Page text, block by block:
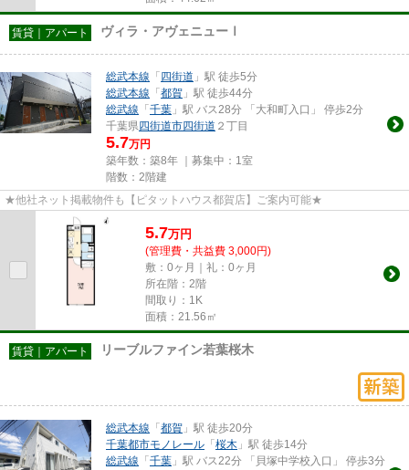
賃貸｜アパート ヴィラ・アヴェニューⅠ
総武本線 「 四街道 」駅 徒歩5分
総武本線 「 都賀 」駅 徒歩44分
総武線 「 千葉 」駅 バス28分 「大和町入口」 停歩2分
千葉県四街道市四街道 ２丁目
5.7万円
築年数：築8年 ｜募集中： 1室
階数：2階建
★他社ネット掲載物件も【ピタットハウス都賀店】ご案内可能★
5.7万円
(管理費・共益費 3,000円)
敷：0ヶ月｜礼：0ヶ月
所在階：2階
間取り：1K
面積：21.56㎡
賃貸｜アパート リーブルファイン若葉桜木
総武本線 「 都賀 」駅 徒歩20分
千葉都市モノレール 「 桜木 」駅 徒歩14分
総武線 「 千葉 」駅 バス22分 「貝塚中学校入口」 停歩3分